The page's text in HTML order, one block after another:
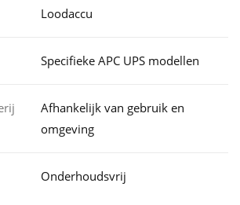
Loodaccu
Specifieke APC UPS modellen
Afhankelijk van gebruik en
omgeving
Onderhoudsvrij